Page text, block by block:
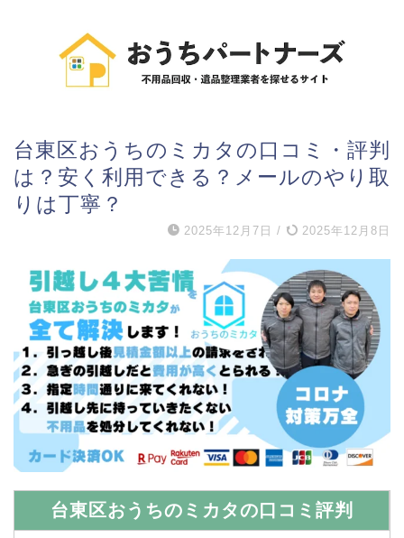
台東区おうちのミカタの口コミ・評判
は？安く利用できる？メールのやり取
りは丁寧？
2025年12月7日 / 2025年12月8日
台東区おうちのミカタの口コミ評判